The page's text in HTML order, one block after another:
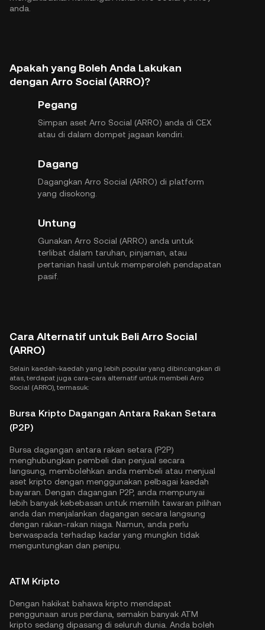
anda.
Apakah yang Boleh Anda Lakukan
dengan Arro Social (ARRO)?
Pegang
Simpan aset Arro Social (ARRO) anda di CEX
atau di dalam dompet jagaan kendiri.
Dagang
Dagangkan Arro Social (ARRO) di platform
yang disokong.
Untung
Gunakan Arro Social (ARRO) anda untuk
terlibat dalam taruhan, pinjaman, atau
pertanian hasil untuk memperoleh pendapatan
pasif.
Cara Alternatif untuk Beli Arro Social
(ARRO)
Selain kaedah-kaedah yang lebih popular yang dibincangkan di
atas, terdapat juga cara-cara alternatif untuk membeli Arro
Social (ARRO), termasuk:
Bursa Kripto Dagangan Antara Rakan Setara
(P2P)
Bursa dagangan antara rakan setara (P2P)
menghubungkan pembeli dan penjual secara
langsung, membolehkan anda membeli atau menjual
aset kripto dengan menggunakan pelbagai kaedah
bayaran. Dengan dagangan P2P, anda mempunyai
lebih banyak kebebasan untuk memilih tawaran pilihan
anda dan menjalankan dagangan secara langsung
dengan rakan-rakan niaga. Namun, anda perlu
berwaspada terhadap kadar yang mungkin tidak
menguntungkan dan penipu.
ATM Kripto
Dengan hakikat bahawa kripto mendapat
penggunaan arus perdana, semakin banyak ATM
kripto sedang dipasang di seluruh dunia. Anda boleh